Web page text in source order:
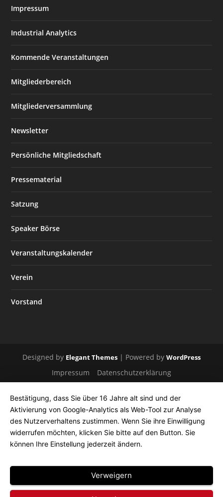
Impressum
Industrial Analytics
Kommende Veranstaltungen
Mitgliederbereich
Mitgliederversammlung
Newsletter
Persönliche Mitgliedschaft
Pressematerial
Satzung
Speaker Börse
Veranstaltungskalender
Verein
Vorstand
Designed by Elegant Themes | Powered by WordPress
Impressum Datenschutzerklärung
Bestätigung, dass Sie über 16 Jahre alt sind und der
Aktivierung von Google-Analytics als Web-Tool zur Analyse
des Nutzerverhaltens zustimmen. Wenn Sie ihre Einwilligung
widerrufen möchten, klicken Sie bitte auf den Button. Sie
können Ihre Einstellung jederzeit ändern.
Verweigern